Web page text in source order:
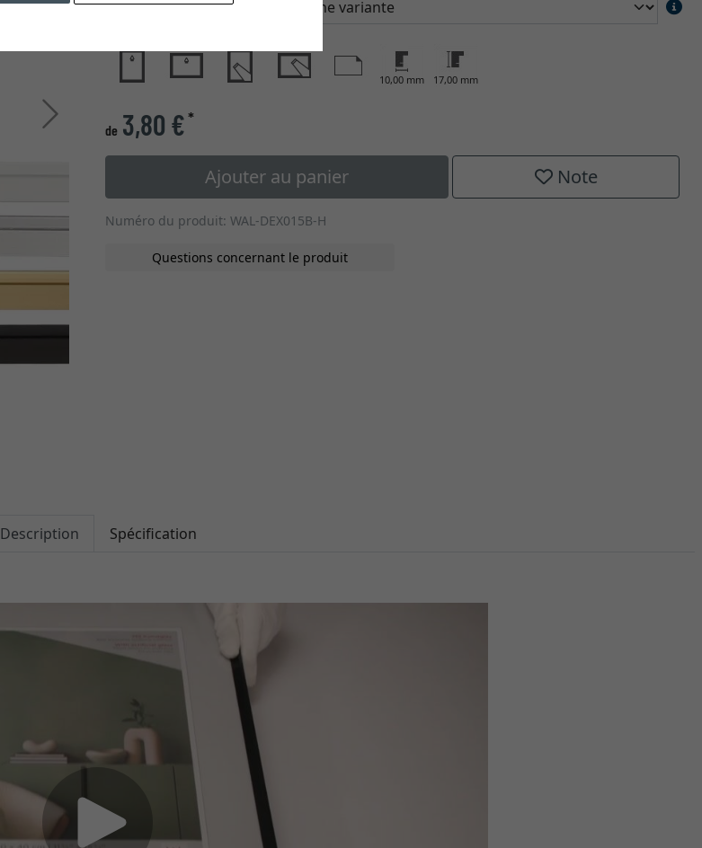
Continuer
type de verre
10,00 mm 17,00 mm
de 3,80 €*
Ajouter au panier Note
Numéro du produit: WAL-DEX015B-H
Questions concernant le produit
Description Spécification